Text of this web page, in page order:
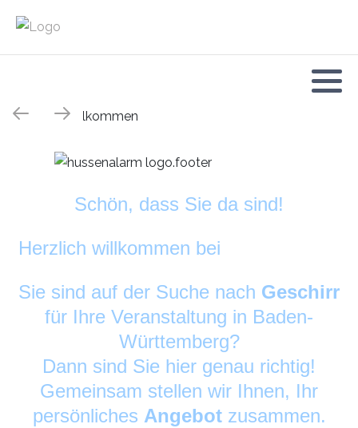
Schön, dass Sie da sind!
Herzlich willkommen bei
Sie sind auf der Suche nach Geschirr
für Ihre Veranstaltung in Baden-
Württemberg?
Dann sind Sie hier genau richtig!
Gemeinsam stellen wir Ihnen, Ihr
persönliches Angebot zusammen.